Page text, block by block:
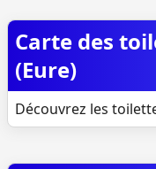
Carte des
(Eure)
Découvrez les